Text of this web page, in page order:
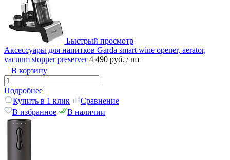
Быстрый просмотр
Аксессуары для напитков Garda smart wine opener, aerator,
vacuum stopper preserver 4 490 руб. / шт
В корзину
Подробнее
Купить в 1 клик
Сравнение
В избранное
В наличии